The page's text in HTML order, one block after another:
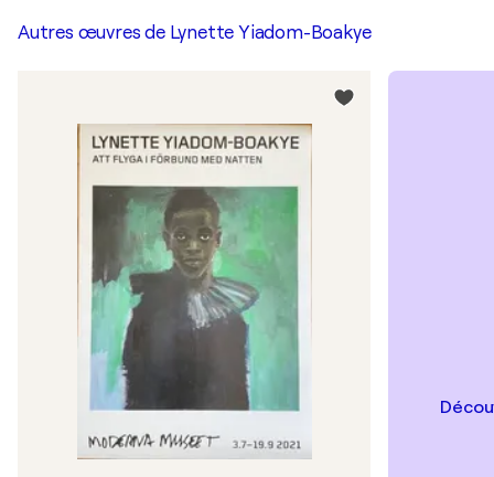
Autres œuvres de Lynette Yiadom-Boakye